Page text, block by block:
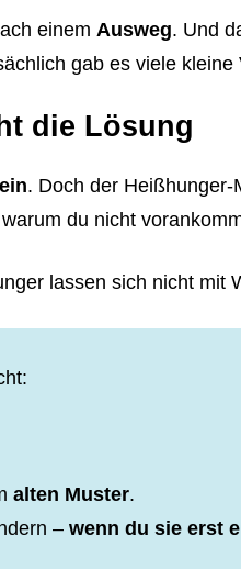
einem Ausweg. Und
gab es viele
die Lösung
. Doch der
du nicht
lassen sich nicht mit
alten Muster.
– wenn du sie erst